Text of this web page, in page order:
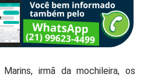
irmã da mochileira, os